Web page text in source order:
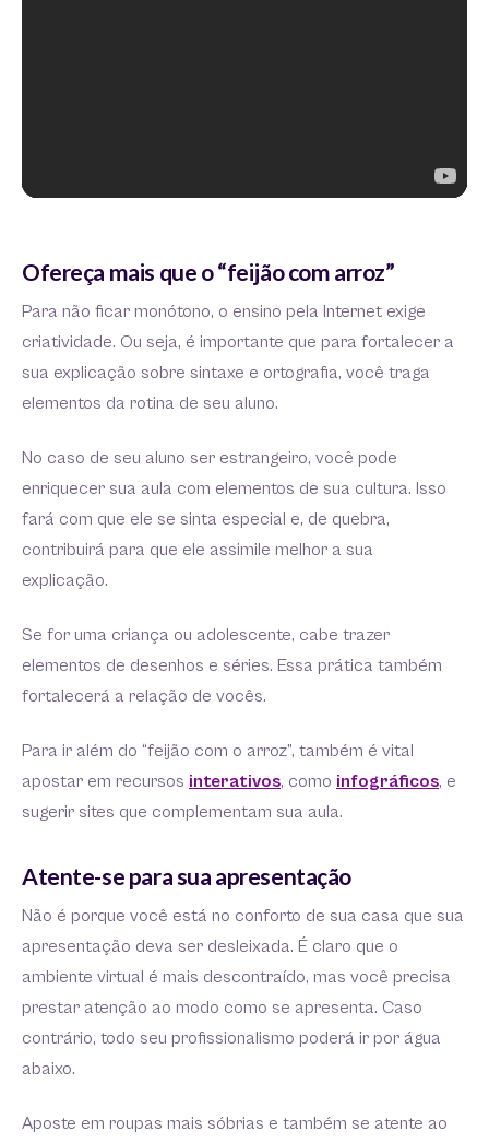
Ofereça mais que o “feijão com arroz”
Para não ficar monótono, o ensino pela Internet exige
criatividade. Ou seja, é importante que para fortalecer a
sua explicação sobre sintaxe e ortografia, você traga
elementos da rotina de seu aluno.
No caso de seu aluno ser estrangeiro, você pode
enriquecer sua aula com elementos de sua cultura. Isso
fará com que ele se sinta especial e, de quebra,
contribuirá para que ele assimile melhor a sua
explicação.
Se for uma criança ou adolescente, cabe trazer
elementos de desenhos e séries. Essa prática também
fortalecerá a relação de vocês.
Para ir além do “feijão com o arroz”, também é vital
apostar em recursos interativos, como infográficos, e
sugerir sites que complementam sua aula.
Atente-se para sua apresentação
Não é porque você está no conforto de sua casa que sua
apresentação deva ser desleixada. É claro que o
ambiente virtual é mais descontraído, mas você precisa
prestar atenção ao modo como se apresenta. Caso
contrário, todo seu profissionalismo poderá ir por água
abaixo.
Aposte em roupas mais sóbrias e também se atente ao